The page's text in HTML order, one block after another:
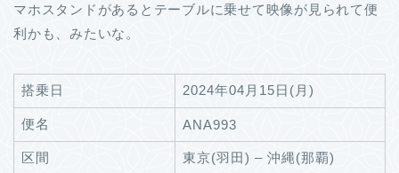
マホスタンドがあるとテーブルに乗せて映像が見られて便
利かも、みたいな。
搭乗日 2024年04月15日(月)
便名 ANA993
区間 東京(羽田) – 沖縄(那覇)